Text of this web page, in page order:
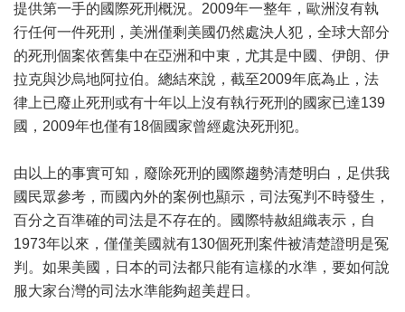
提供第一手的國際死刑概況。2009年一整年，歐洲沒有執
行任何一件死刑，美洲僅剩美國仍然處決人犯，全球大部分
的死刑個案依舊集中在亞洲和中東，尤其是中國、伊朗、伊
拉克與沙烏地阿拉伯。總結來說，截至2009年底為止，法
律上已廢止死刑或有十年以上沒有執行死刑的國家已達139
國，2009年也僅有18個國家曾經處決死刑犯。
由以上的事實可知，廢除死刑的國際趨勢清楚明白，足供我
國民眾參考，而國內外的案例也顯示，司法冤判不時發生，
百分之百準確的司法是不存在的。國際特赦組織表示，自
1973年以來，僅僅美國就有130個死刑案件被清楚證明是冤
判。如果美國，日本的司法都只能有這樣的水準，要如何說
服大家台灣的司法水準能夠超美趕日。